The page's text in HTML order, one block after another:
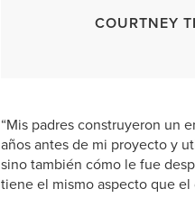
COURTNEY
“Mis padres construyeron un
años antes de mi proyecto y
sino también cómo le fue
tiene el mismo aspecto que el